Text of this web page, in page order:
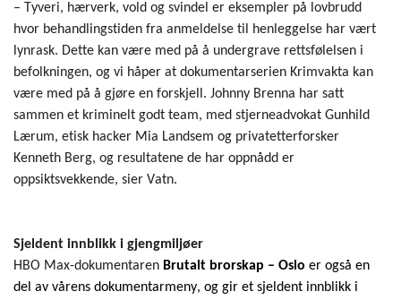
– Tyveri, hærverk, vold og svindel er eksempler på lovbrudd
hvor behandlingstiden fra anmeldelse til henleggelse har vært
lynrask. Dette kan være med på å undergrave rettsfølelsen i
befolkningen, og vi håper at dokumentarserien Krimvakta kan
være med på å gjøre en forskjell. Johnny Brenna har satt
sammen et kriminelt godt team, med stjerneadvokat Gunhild
Lærum, etisk hacker Mia Landsem og privatetterforsker
Kenneth Berg, og resultatene de har oppnådd er
oppsiktsvekkende, sier Vatn.
Sjeldent innblikk i gjengmiljøer
HBO Max-dokumentaren Brutalt brorskap – Oslo er også en
del av vårens dokumentarmeny, og gir et sjeldent innblikk i